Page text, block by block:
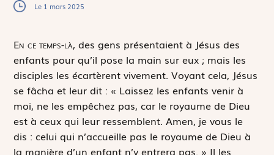
Le 1 mars 2025
En ce temps-là, des gens présentaient à Jésus des
enfants pour qu’il pose la main sur eux ; mais les
disciples les écartèrent vivement. Voyant cela, Jésus
se fâcha et leur dit : « Laissez les enfants venir à
moi, ne les empêchez pas, car le royaume de Dieu
est à ceux qui leur ressemblent. Amen, je vous le
dis : celui qui n’accueille pas le royaume de Dieu à
la manière d’un enfant n’y entrera pas. » Il les